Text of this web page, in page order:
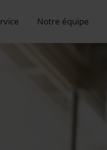
Notre équipe